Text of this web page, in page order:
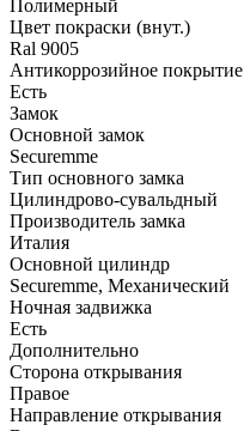
Полимерный
Цвет покраски (внут.)
Ral 9005
Антикоррозийное покрытие
Есть
Замок
Основной замок
Securemme
Тип основного замка
Цилиндрово-сувальдный
Производитель замка
Италия
Основной цилиндр
Securemme, Механический
Ночная задвижка
Есть
Дополнительно
Сторона открывания
Правое
Направление открывания